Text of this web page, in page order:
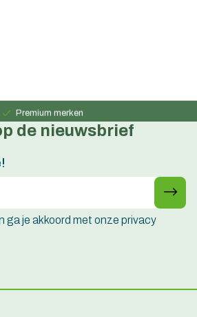
Premium merken
Persoonlijk advies
de nieuwsbrief
ga je akkoord met onze privacy